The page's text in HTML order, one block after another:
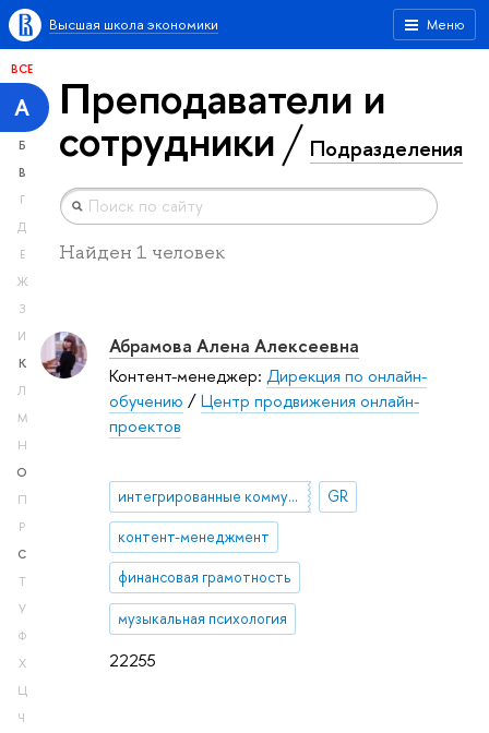
Меню
Высшая школа экономики
ВСЕ
А
Б
В
Г
Д
Е
Ж
З
И
К
Л
М
Н
О
П
Р
С
Т
У
Ф
Х
Ц
Ч
Преподаватели и
сотрудники Подразделения
Найден 1 человек
22255
Абрамова Алена Алексеевна
Контент-менеджер: Дирекция по онлайн-
обучению /Центр продвижения онлайн-
проектов
интегрированные коммуникации GR
контент-менеджмент
финансовая грамотность
музыкальная психология